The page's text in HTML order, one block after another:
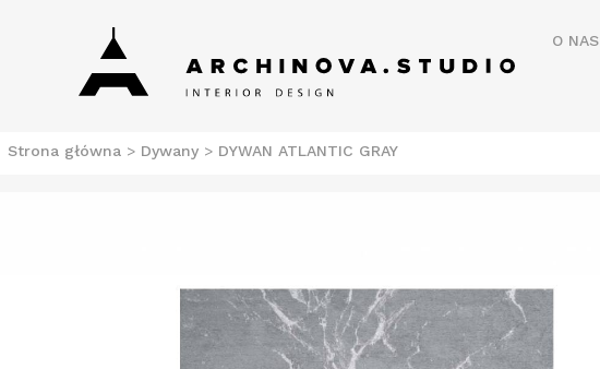
Archinova Studio
Salon meblowy Szczecin. Meble nowoczesne. O NAS
Strona główna > Dywany > DYWAN ATLANTIC GRAY